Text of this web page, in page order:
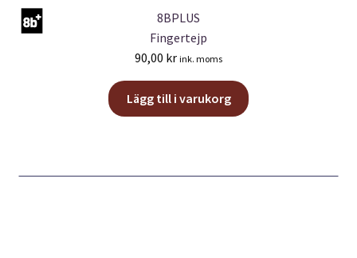
8BPLUS
Fingertejp
90,00 kr ink. moms
Lägg till i varukorg